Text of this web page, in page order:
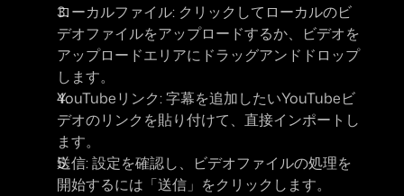
ローカルファイル: クリックしてローカルのビ
デオファイルをアップロードするか、ビデオを
アップロードエリアにドラッグアンドドロップ
します。
YouTubeリンク: 字幕を追加したいYouTubeビ
デオのリンクを貼り付けて、直接インポートし
ます。
送信: 設定を確認し、ビデオファイルの処理を
開始するには 「送信」 をクリックします。